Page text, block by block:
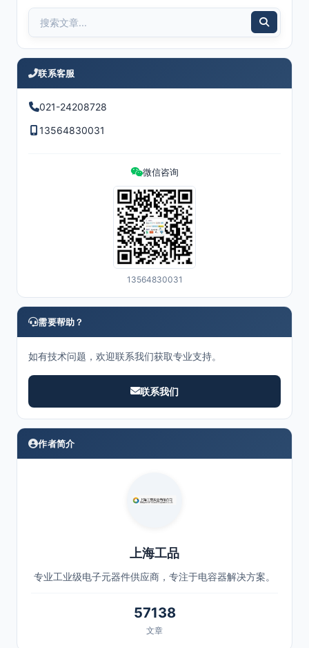
联系客服
021-24208728
13564830031
微信咨询
13564830031
需要帮助？
如有技术问题，欢迎联系我们获取专业支持。
联系我们
作者简介
上海工品
专业工业级电子元器件供应商，专注于电容器解决方案。
57138
文章